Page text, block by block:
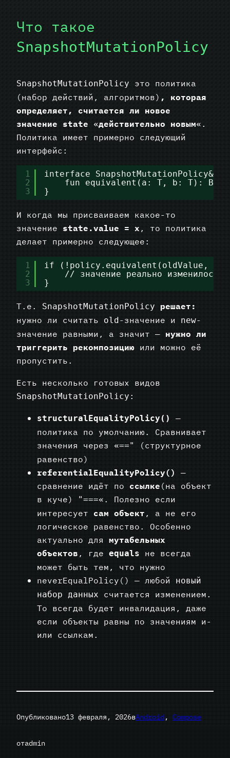
Что такое
SnapshotMutationPolicy
SnapshotMutationPolicy
это политика
(набор действий, алгоритмов) , которая
определяет, считается ли новое
значение state «действительно новым«.
Политика имеет примерно следующий
интерфейс:
1
2
3
interface
fun equivalent(a: T, b: T):
}
И когда мы присваиваем какое-то
значение state.value = x, то политика
делает примерно следующее:
1
2
3
if (!policy.equivalent(oldValue,
// значение реально изменилось
}
Т.е. SnapshotMutationPolicy
решает:
нужно ли считать
old -значение и new-
значение равными, а значит — нужно ли
триггерить рекомпозицию или можно её
пропустить.
Есть несколько готовых видов
SnapshotMutationPolicy :
structuralEqualityPolicy()
—
политика по умолчанию. Сравнивает
значения через «=="
(структурное
равенство)
referentialEqualityPolicy()
—
сравнение идёт по ссылке(на объект
в куче)
"===«. Полезно если
интересует сам объект , а не его
логическое равенство. Особенно
актуально для мутабельных
объектов , где equals
не всегда
может быть тем, что нужно
neverEqualPolicy() — любой
новый
набор данных
считается изменением.
То всегда будет инвалидация, даже
если объекты равны по значениям и-
или ссылкам.
Опубликовано13 февраля, 2026вAndroid , Compose
отadmin